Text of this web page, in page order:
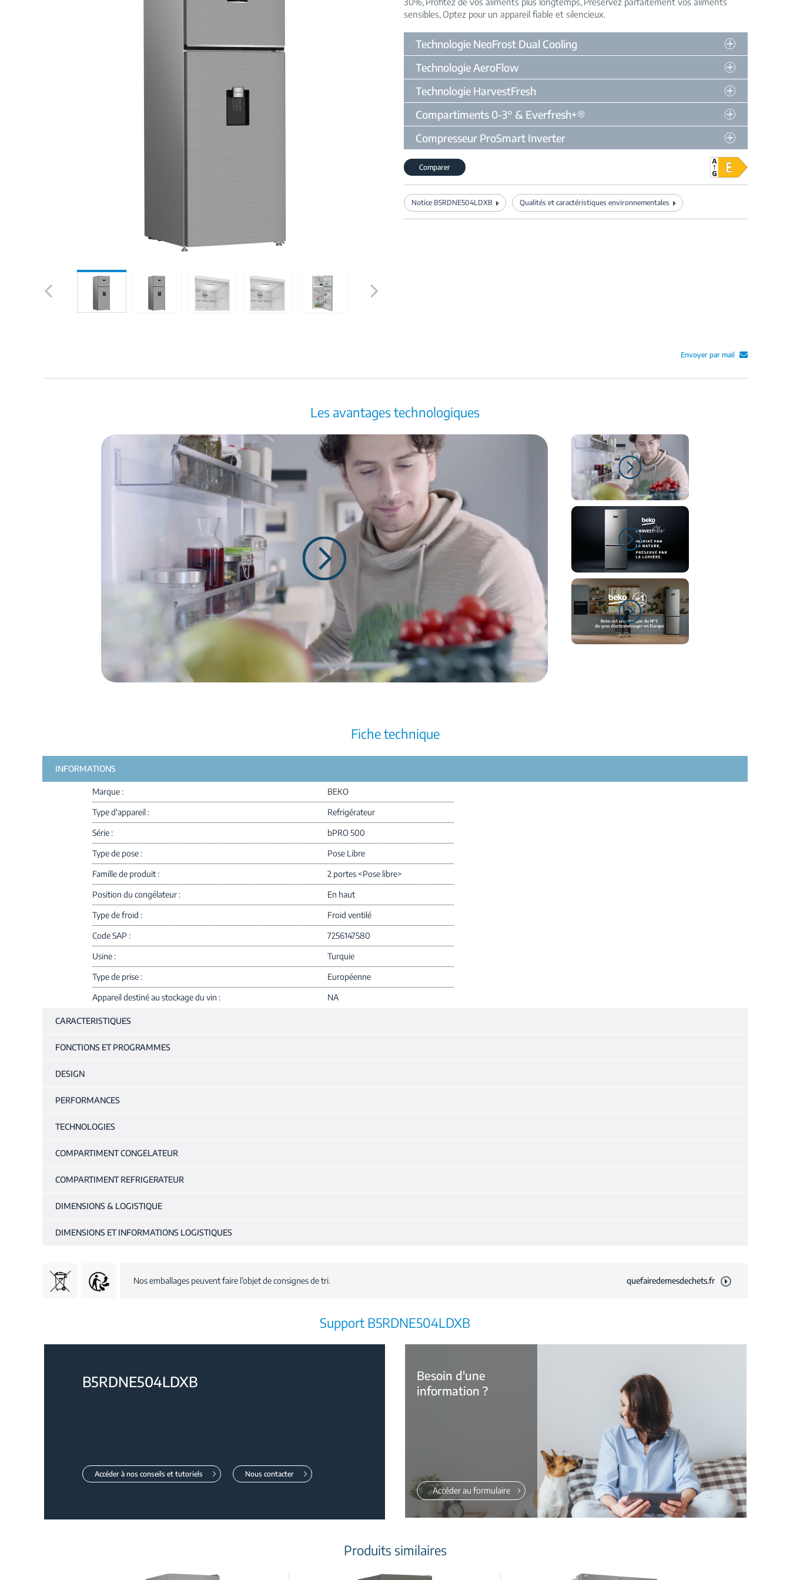
sensibles Optez pour un appareil fiable et silencieux
Technologie NeoFrost Dual Cooling
Technologie AeroFlow
Technologie HarvestFresh
Compartiments 0-3° & Everfresh+®
Compresseur ProSmart Inverter
Comparer
Notice B5RDNE504LDXB Qualités et caractéristiques environnementales
Envoyer par mail
Les avantages technologiques
Fiche technique
INFORMATIONS
Marque BEKO
Type d'appareil Refrigérateur
Série bPRO 500
Type de pose Pose Libre
Famille de produit 2 portes <Pose libre>
Position du congélateur En haut
Type de froid Froid ventilé
Code SAP 7256147580
Usine Turquie
Type de prise Européenne
Appareil destiné au stockage du vin NA
CARACTERISTIQUES
FONCTIONS ET PROGRAMMES
DESIGN
PERFORMANCES
TECHNOLOGIES
COMPARTIMENT CONGELATEUR
COMPARTIMENT REFRIGERATEUR
DIMENSIONS & LOGISTIQUE
DIMENSIONS ET INFORMATIONS LOGISTIQUES
Nos emballages peuvent faire l’objet de consignes de tri. quefairedemesdechets.fr
Support B5RDNE504LDXB
B5RDNE504LDXB
Accéder à nos conseils et tutoriels Nous contacter
Besoin d'une
information ?
Accéder au formulaire
Produits similaires